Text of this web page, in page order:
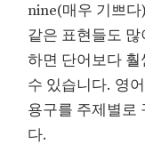
nine(매우 기쁘다
같은 표현들도
하면 단어보다
수 있습니다. 영
용구를 주제별로
다.